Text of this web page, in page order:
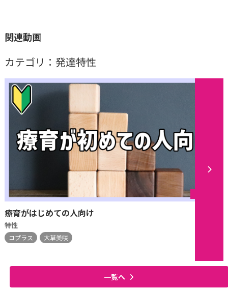
関連動画
カテゴリ：発達特性
療育がはじめての人向け
特性
コプラス 大草美咲
一覧へ